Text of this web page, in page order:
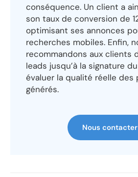
conséquence. Un client a
son taux de conversion de
optimisant ses annonces
recherches mobiles. Enfin,
recommandons aux clients
leads jusqu’à la signature
évaluer la qualité réelle des
générés.
Nous contacter